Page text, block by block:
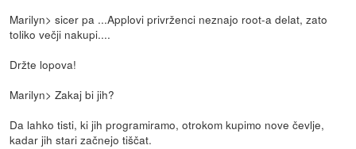
Marilyn> sicer pa ...Applovi privrženci neznajo root-a delat, zato
toliko večji nakupi....
Držte lopova!
Marilyn> Zakaj bi jih?
Da lahko tisti, ki jih programiramo, otrokom kupimo nove čevlje,
kadar jih stari začnejo tiščat.